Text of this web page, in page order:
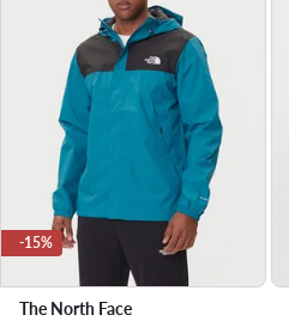
-15%
The North Face